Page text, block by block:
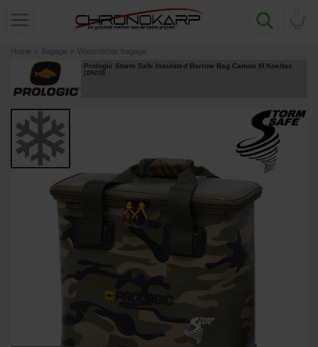
Home » Bagage » Waterdichte bagage
Prologic Storm Safe Insulated Barrow Bag Camou M Koeltas
[226219]